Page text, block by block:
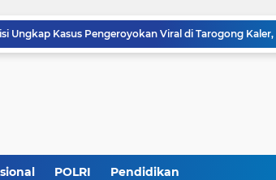
TNI Tinjau Kesiapan Yonif TP di Sumatera Utara
POLRI Pendidikan